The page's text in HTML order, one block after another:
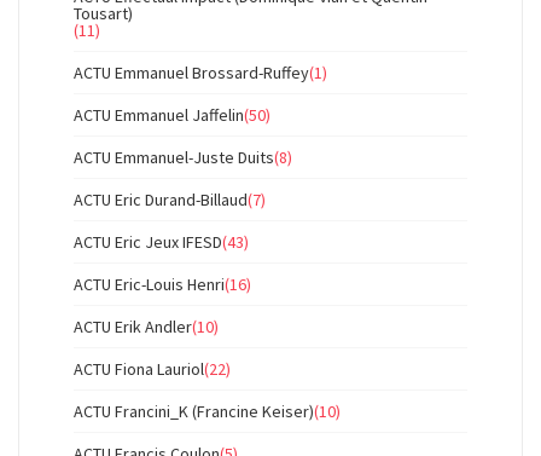
Tousart)
(11)
ACTU Emmanuel Brossard-Ruffey(1)
ACTU Emmanuel Jaffelin(50)
ACTU Emmanuel-Juste Duits(8)
ACTU Eric Durand-Billaud(7)
ACTU Eric Jeux IFESD(43)
ACTU Eric-Louis Henri(16)
ACTU Erik Andler(10)
ACTU Fiona Lauriol(22)
ACTU Francini_K (Francine Keiser)(10)